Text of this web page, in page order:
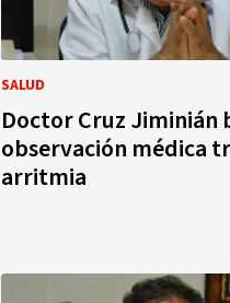
SALUD
Doctor Cruz Jiminián
observación médica
arritmia